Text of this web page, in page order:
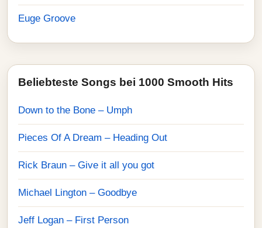
Euge Groove
Beliebteste Songs bei 1000 Smooth Hits
Down to the Bone – Umph
Pieces Of A Dream – Heading Out
Rick Braun – Give it all you got
Michael Lington – Goodbye
Jeff Logan – First Person